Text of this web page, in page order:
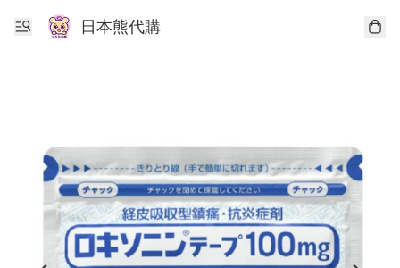
日本熊代購